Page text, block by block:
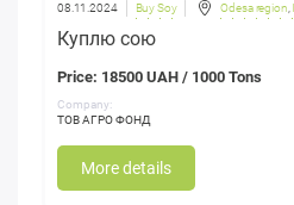
08.11.2024 Buy Soy Odesa region,
Куплю сою
Price: 18500 UAH / 1000 Tons
Company:
ТОВ АГРО ФОНД
More details